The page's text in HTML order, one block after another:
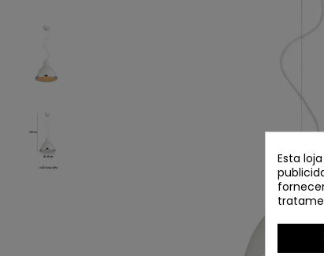
Esta